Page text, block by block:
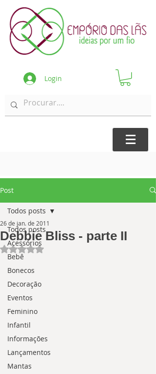
Login
Post
Todos posts
Acessórios
Bebê
Bonecos
Decoração
Eventos
Feminino
Infantil
Informações
Lançamentos
Mantas
Todos posts
Debbie Bliss - parte II
26 de jan. de 2011
Avaliado com NaN de 5 estrelas.